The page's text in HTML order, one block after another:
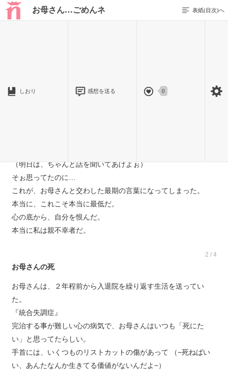
お母さん…ごめんネ 表紙(目次)へ
しおり 感想を送る 0
「そんなん知らないょ」
（明日は、ちゃんと話を聞いてあげよぉ）
そぉ思ってたのに…
これが、お母さんと交わした最期の言葉になってしまった。
本当に、これこそ本当に最低だ。
心の底から、自分を恨んだ。
本当に私は親不幸者だ。
2 / 4
お母さんの死
お母さんは、２年程前から入退院を繰り返す生活を送ってい
た。
『統合失調症』
完治する事が難しい心の病気で、お母さんはいつも「死にた
い」と思ってたらしい。
手首には、いくつものリストカットの傷があって （−死ねばい
い、あんたなんか生きてる価値がないんだよ−）